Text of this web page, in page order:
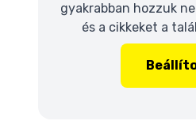
gyakrabban hozzuk
és a cikkeket a